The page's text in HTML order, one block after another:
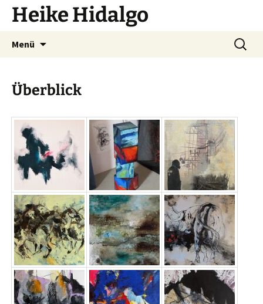
Zum
Inhalt
springen
Heike Hidalgo
Menü
Suchen
nach:
Überblick